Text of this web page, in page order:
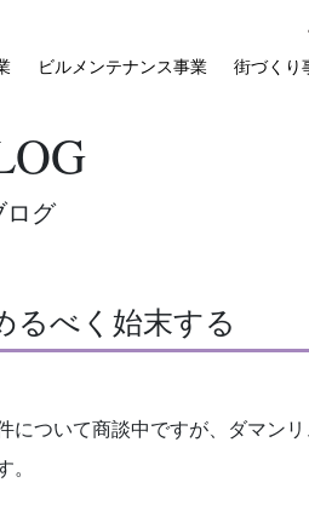
ビルメンテナンス事業 街づくり
ログ
るべく始末する
ついて商談中ですが、ダマン
。